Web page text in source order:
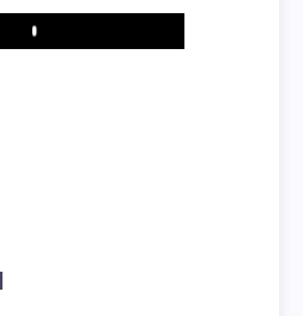
Play